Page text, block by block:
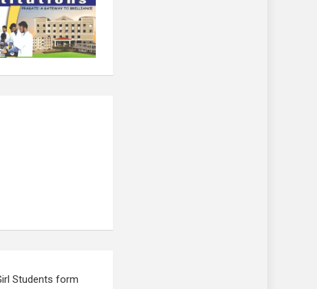
Students form